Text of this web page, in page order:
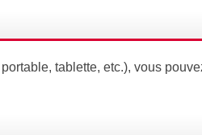
tablette, etc.), vous